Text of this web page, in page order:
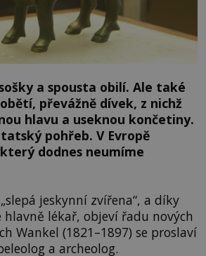
a spousta obilí. Ale také
převážně dívek, z nichž
hlavu a useknou končetiny.
pohřeb. V Evropě
dodnes neumíme
jeskynní zvířena“, a díky
lékař, objeví řadu nových
Wankel (1821–1897) se proslaví
a archeolog.